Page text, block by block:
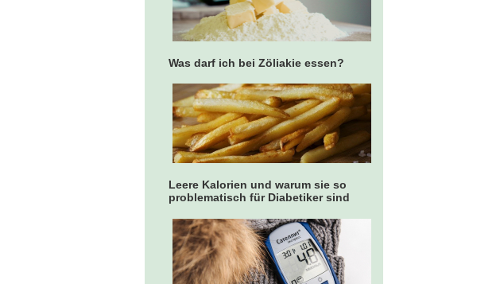
Was darf ich bei Zöliakie essen?
Leere Kalorien und warum sie so
problematisch für Diabetiker sind